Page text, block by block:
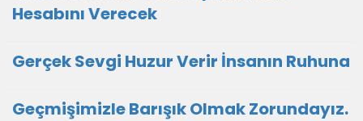
Hesabını Verecek
Gerçek Sevgi Huzur Verir İnsanın Ruhuna
Geçmişimizle Barışık Olmak Zorundayız.